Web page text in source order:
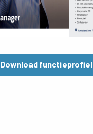
Download functieprofiel